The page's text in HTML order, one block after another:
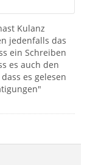
Kulanz
jedenfalls das
ein Schreiben
es auch den
es gelesen